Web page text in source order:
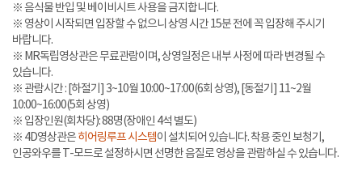
※ 음식물 반입 및 베이비시트 사용을 금지합니다.
※ 영상이 시작되면 입장할 수 없으니 상영 시간 15분 전에 꼭 입장해 주시기
바랍니다.
※ MR독립영상관은 무료관람이며, 상영일정은 내부 사정에 따라 변경될 수
있습니다.
※ 관람시간 : [하절기] 3~10월 10:00~17:00(6회 상영), [동절기] 11~2월
10:00~16:00(5회 상영)
※ 입장인원(회차당): 88명(장애인 4석 별도)
※ 4D영상관은히어링루프 시스템이 설치되어 있습니다. 착용 중인 보청기,
인공와우를 T-모드로 설정하시면 선명한 음질로 영상을 관람하실 수 있습니다.